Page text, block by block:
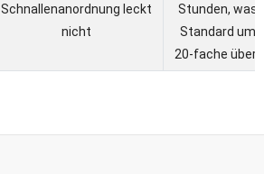
Schnallenanordnung leckt
nicht
Stunden, was
Standard um
20-fache